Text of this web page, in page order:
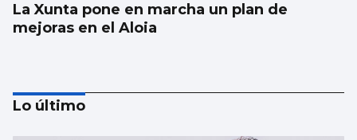
La Xunta pone en marcha un plan de
mejoras en el Aloia
Lo último